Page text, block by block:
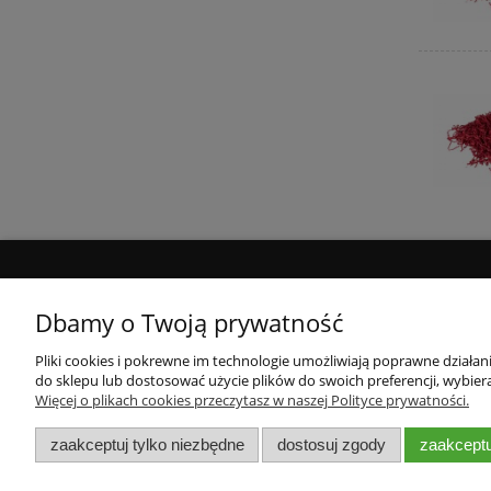
Moje konto
Twoje zamówienia
Płatności i
Formy
Dbamy o Twoją prywatność
Pliki cookies i pokrewne im technologie umożliwiają poprawne
do sklepu lub dostosować użycie plików do swoich preferencji,
Więcej o plikach cookies przeczytasz w naszej Polityce prywatności.
zaakceptuj tylko niezbędne dostosuj zgody